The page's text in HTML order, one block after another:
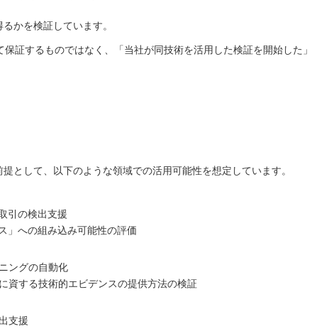
かを検証しています。
証するものではなく、「当社が同技術を活用した検証を開始した
として、以下のような領域での活用可能性を想定しています。
引の検出支援
」への組み込み可能性の評価
ングの自動化
資する技術的エビデンスの提供方法の検証
支援